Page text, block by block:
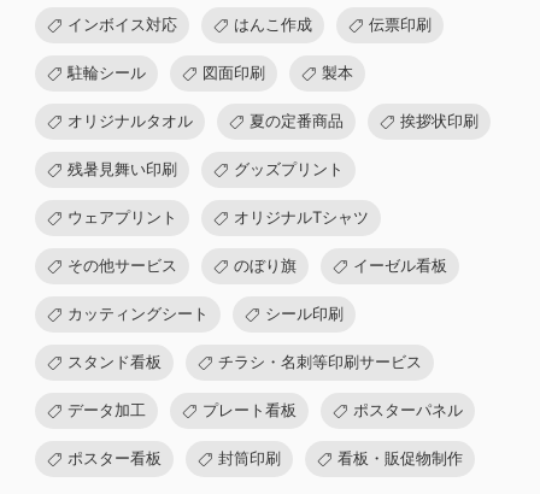
インボイス対応 はんこ作成 伝票印刷
駐輪シール 図面印刷 製本
オリジナルタオル 夏の定番商品 挨拶状印刷
残暑見舞い印刷 グッズプリント
ウェアプリント オリジナルTシャツ
その他サービス のぼり旗 イーゼル看板
カッティングシート シール印刷
スタンド看板 チラシ・名刺等印刷サービス
データ加工 プレート看板 ポスターパネル
ポスター看板 封筒印刷 看板・販促物制作